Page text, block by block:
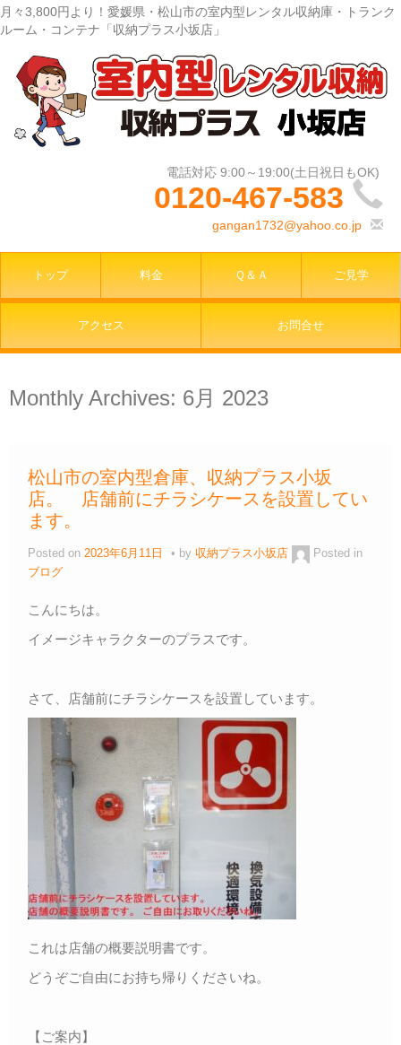
月々3,800円より！愛媛県・松山市の室内型レンタル収納庫・トランク
ルーム・コンテナ「収納プラス小坂店」
0120-467-583
gangan1732@yahoo.co.jp
トップ 料金 Ｑ＆Ａ ご見学
アクセス お問合せ
Monthly Archives: 6月 2023
松山市の室内型倉庫、収納プラス小坂
店。 店舗前にチラシケースを設置してい
ます。
Posted on 2023年6月11日 by 収納プラス小坂店
Posted in
ブログ
こんにちは。
イメージキャラクターのプラスです。
さて、店舗前にチラシケースを設置しています。
これは店舗の概要説明書です。
どうぞご自由にお持ち帰りくださいね。
【ご案内】